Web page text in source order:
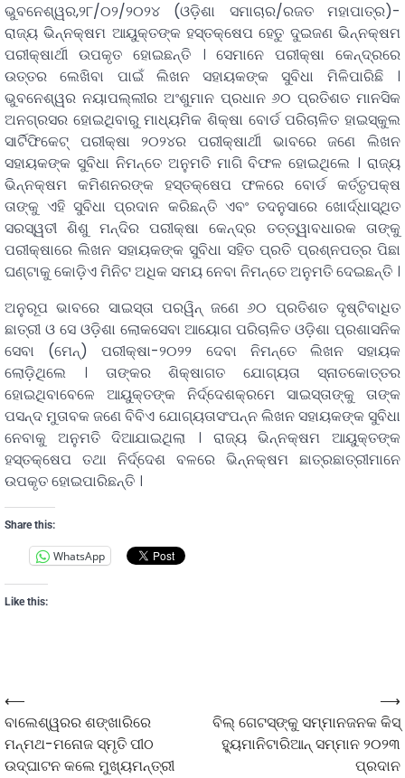
ଭୁବନେଶ୍ୱର,୨୮/୦୨/୨୦୨୪ (ଓଡ଼ିଶା ସମାଚାର/ରଜତ ମହାପାତ୍ର)-
ରାଜ୍ୟ ଭିନ୍ନକ୍ଷମ ଆୟୁକ୍ତଙ୍କ ହସ୍ତକ୍ଷେପ ହେତୁ ଦୁଇଜଣ ଭିନ୍ନକ୍ଷମ
ପରୀକ୍ଷାର୍ଥୀ ଉପକୃତ ହୋଇଛନ୍ତି । ସେମାନେ ପରୀକ୍ଷା କେନ୍ଦ୍ରରେ
ଉତ୍ତର ଲେଖିବା ପାଇଁ ଲିଖନ ସହାୟକଙ୍କ ସୁବିଧା ମିଳିପାରିଛି ।
ଭୁବନେଶ୍ୱର ନୟାପଲ୍ଲୀର ଅଂଶୁମାନ ପ୍ରଧାନ ୬୦ ପ୍ରତିଶତ ମାନସିକ
ଅନଗ୍ରସର ହୋଇଥିବାରୁ ମାଧ୍ୟମିକ ଶିକ୍ଷା ବୋର୍ଡ ପରିଚାଳିତ ହାଇସ୍କୁଲ
ସାର୍ଟିଫିକେଟ୍‌ ପରୀକ୍ଷା ୨୦୨୪ର ପରୀକ୍ଷାର୍ଥୀ ଭାବରେ ଜଣେ ଲିଖନ
ସହାୟକଙ୍କ ସୁବିଧା ନିମନ୍ତେ ଅନୁମତି ମାଗି ବିଫଳ ହୋଇଥିଲେ । ରାଜ୍ୟ
ଭିନ୍ନକ୍ଷମ କମିଶନରଙ୍କ ହସ୍ତକ୍ଷେପ ଫଳରେ ବୋର୍ଡ କର୍ତ୍ତୃପକ୍ଷ
ତାଙ୍କୁ ଏହି ସୁବିଧା ପ୍ରଦାନ କରିଛନ୍ତି ଏବଂ ତଦନୁସାରେ ଖୋର୍ଦ୍ଧାସ୍ଥିତ
ସରସ୍ୱତୀ ଶିଶୁ ମନ୍ଦିର ପରୀକ୍ଷା କେନ୍ଦ୍ର ତତ୍ତ୍ୱାବଧାରକ ତାଙ୍କୁ
ପରୀକ୍ଷାରେ ଲିଖନ ସହାୟକଙ୍କ ସୁବିଧା ସହିତ ପ୍ରତି ପ୍ରଶ୍ନପତ୍ର ପିଛା
ଘଣ୍ଟାକୁ କୋଡ଼ିଏ ମିନିଟ ଅଧିକ ସମୟ ନେବା ନିମନ୍ତେ ଅନୁମତି ଦେଇଛନ୍ତି ।
ଅନୁରୂପ ଭାବରେ ସାଇସ୍ତା ପରୱିନ୍‌ ଜଣେ ୬୦ ପ୍ରତିଶତ ଦୃଷ୍ଟିବାଧିତ
ଛାତ୍ରୀ ଓ ସେ ଓଡ଼ିଶା ଲୋକସେବା ଆୟୋଗ ପରିଚାଳିତ ଓଡ଼ିଶା ପ୍ରଶାସନିକ
ସେବା (ମେନ୍‌) ପରୀକ୍ଷା-୨୦୨୨ ଦେବା ନିମନ୍ତେ ଲିଖନ ସହାୟକ
ଲୋଡ଼ିଥିଲେ । ତାଙ୍କର ଶିକ୍ଷାଗତ ଯୋଗ୍ୟତା ସ୍ନାତକୋତ୍ତର
ହୋଇଥିବାବେଳେ ଆୟୁକ୍ତଙ୍କ ନିର୍ଦ୍ଦେଶକ୍ରମେ ସାଇସ୍ତାଙ୍କୁ ତାଙ୍କ
ପସନ୍ଦ ମୁତାବକ ଜଣେ ବିବିଏ ଯୋଗ୍ୟତାସଂପନ୍ନ ଲିଖନ ସହାୟକଙ୍କ ସୁବିଧା
ନେବାକୁ ଅନୁମତି ଦିଆଯାଇଥିଲା । ରାଜ୍ୟ ଭିନ୍ନକ୍ଷମ ଆୟୁକ୍ତଙ୍କ
ହସ୍ତକ୍ଷେପ ତଥା ନିର୍ଦ୍ଦେଶ ବଳରେ ଭିନ୍ନକ୍ଷମ ଛାତ୍ରଛାତ୍ରୀମାନେ
ଉପକୃତ ହୋଇପାରିଛନ୍ତି ।
Share this:
WhatsApp
Like this:
⟵
ବାଲେଶ୍ୱରର ଶଙ୍ଖାରିରେ
ମନ୍ମଥ-ମନୋଜ ସ୍ମୃତି ପୀଠ
ଉଦ୍‌ଘାଟନ କଲେ ମୁଖ୍ୟମନ୍ତ୍ରୀ
ବିଲ୍‍ ଗେଟସ୍‍ଙ୍କୁ ସମ୍ମାନଜନକ କିସ୍‍
ହ୍ୟୁମାନିଟାରିଆନ୍‍ ସମ୍ମାନ ୨୦୨୩
ପ୍ରଦାନ
⟶